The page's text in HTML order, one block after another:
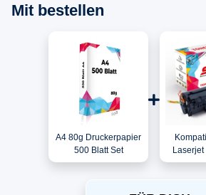
Mit bestellen
A4 80g Druckerpapier
500 Blatt Set
Laserjet
Q2612A